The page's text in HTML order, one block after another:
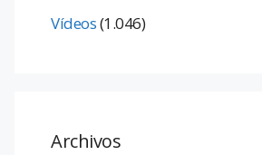
Vídeos(1.046)
Archivos